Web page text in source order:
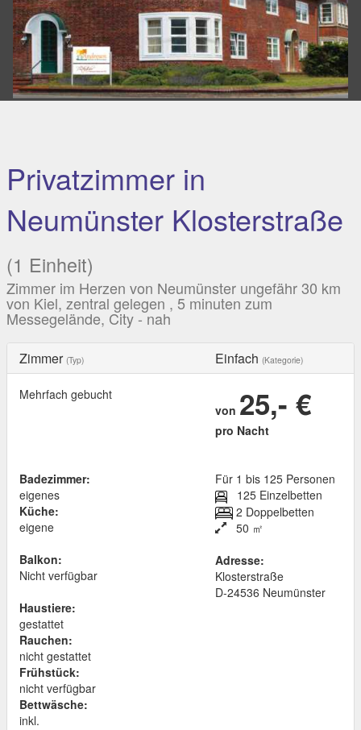
Privatzimmer in
Neumünster Klosterstraße
(1 Einheit)
Zimmer im Herzen von Neumünster ungefähr 30 km
von Kiel, zentral gelegen , 5 minuten zum
Messegelände, City - nah
Zimmer (Typ) Einfach (Kategorie)
Mehrfach gebucht
von 25,- €
pro Nacht
Badezimmer:
eigenes
Küche:
eigene
Balkon:
Nicht verfügbar
Haustiere:
gestattet
Rauchen:
nicht gestattet
Frühstück:
nicht verfügbar
Bettwäsche:
inkl.
Für 1 bis 125 Personen
125 Einzelbetten
2 Doppelbetten
50 ㎡
Adresse:
Klosterstraße
D-24536 Neumünster